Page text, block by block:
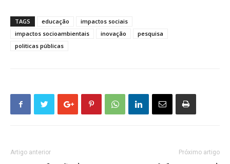
TAGS educação
impactos sociais
impactos socioambientais
inovação
pesquisa
politicas públicas
Artigo anterior Próximo artigo